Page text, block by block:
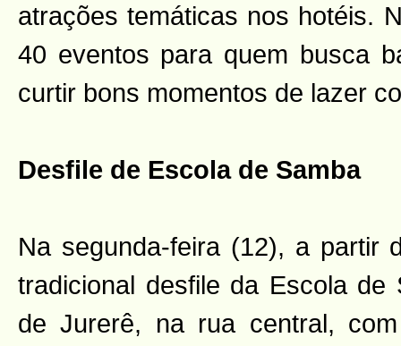
atrações temáticas nos hotéis.
40 eventos para quem busca
curtir bons momentos de lazer
Desfile de Escola de Samba
Na segunda-feira (12), a partir
tradicional desfile da Escola de
de Jurerê, na rua central,